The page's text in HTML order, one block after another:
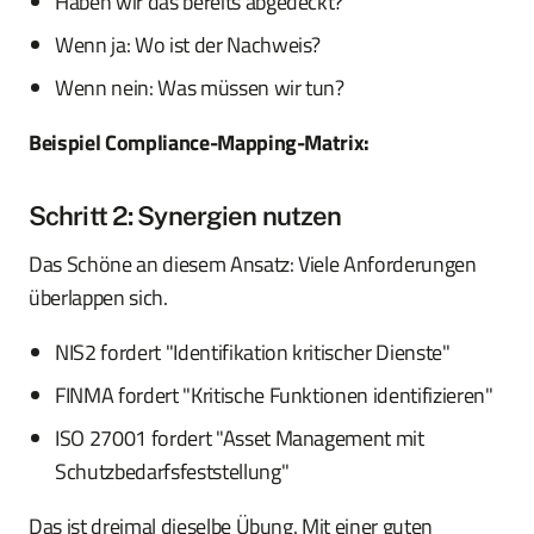
Wenn ja: Wo ist der Nachweis?
Wenn nein: Was müssen wir tun?
Beispiel Compliance-Mapping-Matrix:
Schritt 2: Synergien nutzen
Das Schöne an diesem Ansatz: Viele Anforderungen
überlappen sich.
NIS2 fordert "Identifikation kritischer Dienste"
FINMA fordert "Kritische Funktionen identifizieren"
ISO 27001 fordert "Asset Management mit
Schutzbedarfsfeststellung"
Das ist dreimal dieselbe Übung. Mit einer guten